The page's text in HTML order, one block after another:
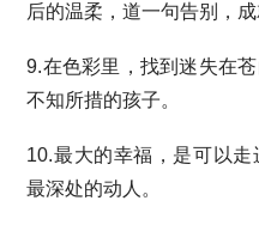
后的温柔，道一句告别，
9.在色彩里，找到迷失在
不知所措的孩子。
10.最大的幸福，是可以
最深处的动人。